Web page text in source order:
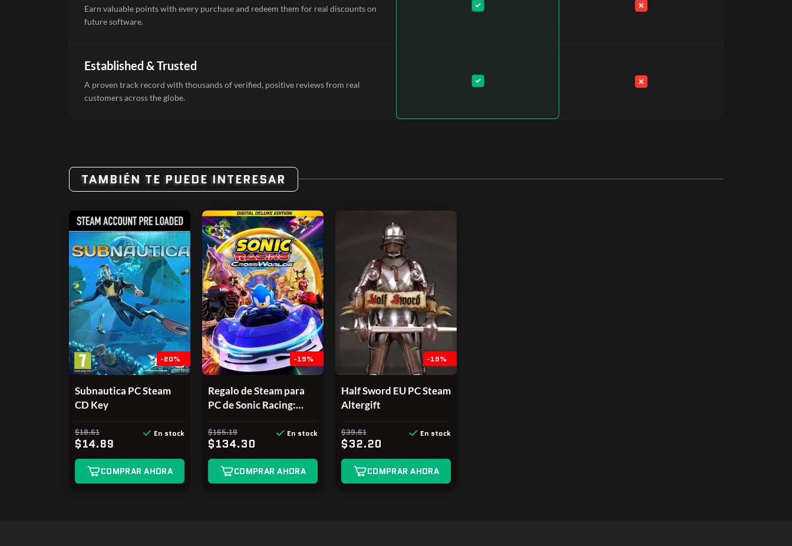
Earn valuable points with every purchase and redeem them for real discounts on
future software.
Established & Trusted
A proven track record with thousands of verified, positive reviews from real
customers across the globe.
TAMBIÉN TE PUEDE INTERESAR
-20%
Subnautica PC Steam
CD Key
$18.61
$14.89
En stock
COMPRAR AHORA
-19%
Regalo de Steam para
PC de Sonic Racing:
Edition
$165.19
$134.30
En stock
COMPRAR AHORA
-19%
Half Sword EU PC Steam
Altergift
$39.61
$32.20
En stock
COMPRAR AHORA